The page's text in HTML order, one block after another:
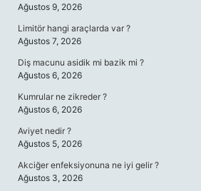
Ağustos 9, 2026
Limitör hangi araçlarda var ?
Ağustos 7, 2026
Diş macunu asidik mi bazik mi ?
Ağustos 6, 2026
Kumrular ne zikreder ?
Ağustos 6, 2026
Aviyet nedir ?
Ağustos 5, 2026
Akciğer enfeksiyonuna ne iyi gelir ?
Ağustos 3, 2026